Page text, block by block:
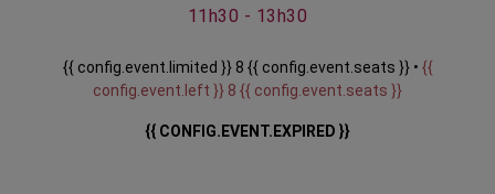
11h30 - 13h30
{{ config.event.limited }} 8 {{ config.event.seats }} • {{
config.event.left }} 8 {{ config.event.seats }}
{{ CONFIG.EVENT.EXPIRED }}